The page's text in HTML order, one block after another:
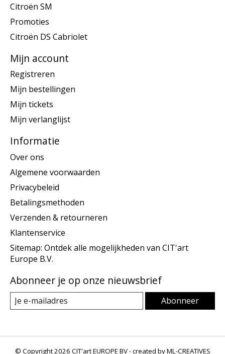
Citroën SM
Promoties
Citroën DS Cabriolet
Mijn account
Registreren
Mijn bestellingen
Mijn tickets
Mijn verlanglijst
Informatie
Over ons
Algemene voorwaarden
Privacybeleid
Betalingsmethoden
Verzenden & retourneren
Klantenservice
Sitemap: Ontdek alle mogelijkheden van CIT'art
Europe B.V.
Abonneer je op onze nieuwsbrief
Abonneer
© Copyright 2026 CIT'art EUROPE BV - created byML-CREATIVES